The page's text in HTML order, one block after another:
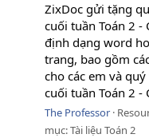
ZixDoc gửi tặng
cuối tuần Toán 2 -
định dạng word
trang, bao gồm
cho các em và
cuối tuần Toán 2 -
The Professor
mục:Tài liệu Toán 2